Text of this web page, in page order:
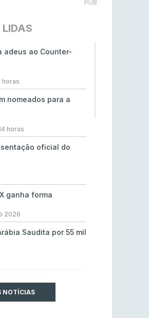
PUB
adeus ao Counter-
horas
nomeados para a
horas
oficial do
ganha forma
2026
Saudita por 55 mil
NOTÍCIAS